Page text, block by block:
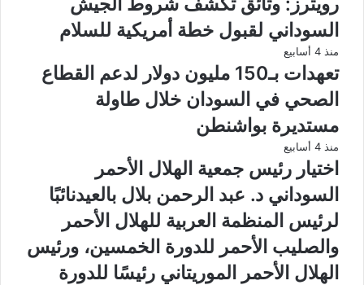
السوداني لقبول خطة أمريكية للسلام
منذ 4 أسابيع
تعهدات بـ150 مليون دولار لدعم القطاع
الصحي في السودان خلال طاولة
مستديرة بواشنطن
منذ 4 أسابيع
اختيار رئيس جمعية الهلال الأحمر
السوداني د. عبد الرحمن بلال بالعيدنائبًا
لرئيس المنظمة العربية للهلال الأحمر
والصليب الأحمر للدورة الخمسين، ورئيس
الهلال الأحمر الموريتاني رئيسًا للدورة